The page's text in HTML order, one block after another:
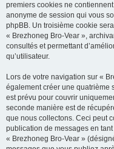
premiers cookies ne
anonyme de session qui vous
phpBB. Un troisième cookie
« Brezhoneg Bro-Vear »,
consultés et permettant
qu’utilisateur.
Lors de votre navigation sur «
également créer une quatrième
est prévu pour couvrir
seconde manière est de
que nous collectons. Ceci peut
publication de messages en
« Brezhoneg Bro-Vear »